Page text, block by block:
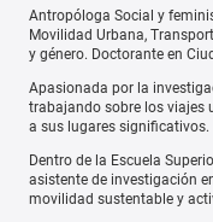
Antropóloga Social y
Movilidad Urbana,
y género. Doctorante en
Apasionada por la
trabajando sobre los viajes
a sus lugares significativos.
Dentro de la Escuela
asistente de investigación
movilidad sustentable y